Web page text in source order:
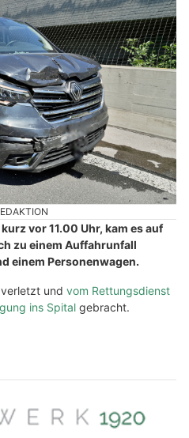
vor 11.00 Uhr, kam es auf
zu einem Auffahrunfall
einem Personenwagen.
und vom Rettungsdienst
ins Spital gebracht.